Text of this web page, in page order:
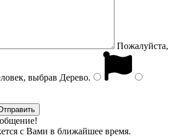
Пожалуйста,
выбрав Дерево.
с Вами в ближайшее время.